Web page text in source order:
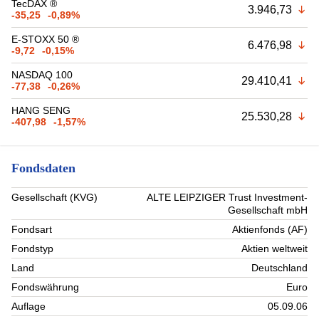
TecDAX ®
-35,25
-0,89% 3.946,73
E-STOXX 50 ®
-9,72
-0,15% 6.476,98
NASDAQ 100
-77,38
-0,26% 29.410,41
HANG SENG
-407,98
-1,57% 25.530,28
Fondsdaten
Gesellschaft (KVG)
ALTE LEIPZIGER Trust Investment-
Gesellschaft mbH
Fondsart
Aktienfonds (AF)
Fondstyp
Aktien weltweit
Land
Deutschland
Fondswährung
Euro
Auflage
05.09.06